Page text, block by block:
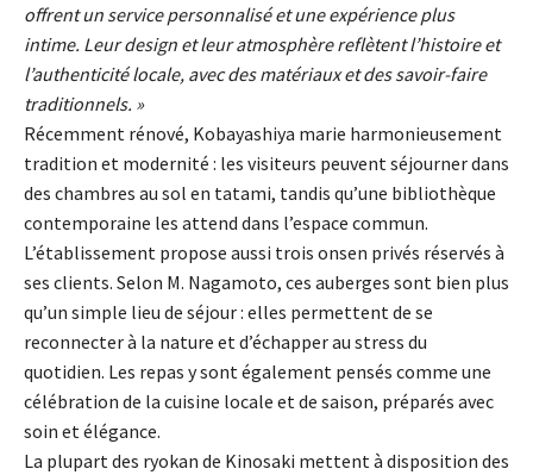
offrent un service personnalisé et une expérience plus
intime. Leur design et leur atmosphère reflètent l’histoire et
l’authenticité locale, avec des matériaux et des savoir-faire
traditionnels. »
Récemment rénové, Kobayashiya marie harmonieusement
tradition et modernité : les visiteurs peuvent séjourner dans
des chambres au sol en tatami, tandis qu’une bibliothèque
contemporaine les attend dans l’espace commun.
L’établissement propose aussi trois onsen privés réservés à
ses clients. Selon M. Nagamoto, ces auberges sont bien plus
qu’un simple lieu de séjour : elles permettent de se
reconnecter à la nature et d’échapper au stress du
quotidien. Les repas y sont également pensés comme une
célébration de la cuisine locale et de saison, préparés avec
soin et élégance.
La plupart des ryokan de Kinosaki mettent à disposition des